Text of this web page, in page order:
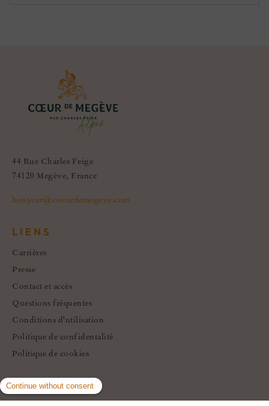
44 Rue Charles Feige
74120 Megève, France
bonjour@coeurdemegeve.com
LIENS
Carrières
Presse
Contact et accès
Questions fréquentes
Conditions d'utilisation
Politique de confidentalité
Politique de cookies
SOCIAL